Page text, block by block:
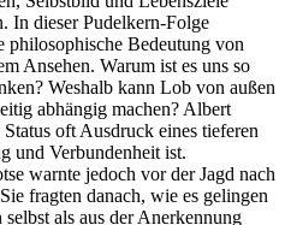
In dieser Pudelkern-Folge
philosophische Bedeutung von
Ansehen. Warum ist es uns so
Weshalb kann Lob von außen
abhängig machen? Albert
oft Ausdruck eines tieferen
und Verbundenheit ist.
warnte jedoch vor der Jagd nach
fragten danach, wie es gelingen
als aus der Anerkennung